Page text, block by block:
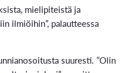
mielipiteistä ja
ilmiöihin”, palautteessa
suuresti. ”Olin